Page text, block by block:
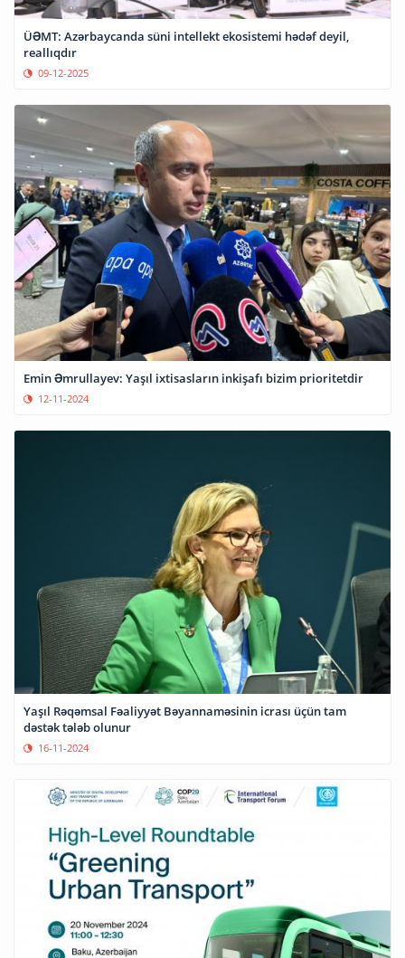
ÜƏMT: Azərbaycanda süni intellekt ekosistemi hədəf deyil,
reallıqdır
09-12-2025
Emin Əmrullayev: Yaşıl ixtisasların inkişafı bizim prioritetdir
12-11-2024
Yaşıl Rəqəmsal Fəaliyyət Bəyannaməsinin icrası üçün tam
dəstək tələb olunur
16-11-2024